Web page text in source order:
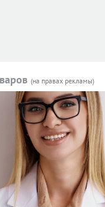
(на правах рекламы)